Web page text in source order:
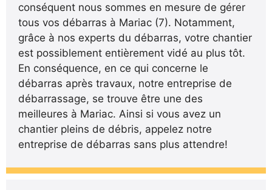
conséquent nous sommes en mesure de gérer
tous vos débarras à Mariac (7). Notamment,
grâce à nos experts du débarras, votre chantier
est possiblement entièrement vidé au plus tôt.
En conséquence, en ce qui concerne le
débarras après travaux, notre entreprise de
débarrassage, se trouve être une des
meilleures à Mariac. Ainsi si vous avez un
chantier pleins de débris, appelez notre
entreprise de débarras sans plus attendre!